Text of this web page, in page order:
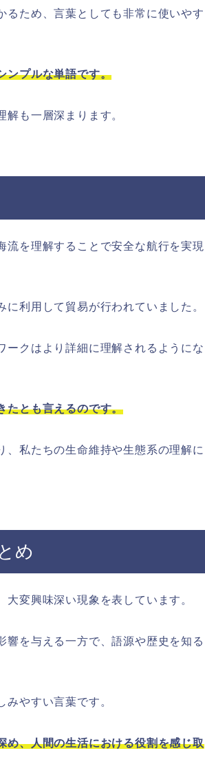
るため、言葉としても非常に使いやす
ンプルな単語です。
も一層深まります。
流を理解することで安全な航行を実現
利用して貿易が行われていました。
ークはより詳細に理解されるようにな
たとも言えるのです。
、私たちの生命維持や生態系の理解に
め
大変興味深い現象を表しています。
響を与える一方で、語源や歴史を知る
やすい言葉です。
め、人間の生活における役割を感じ取